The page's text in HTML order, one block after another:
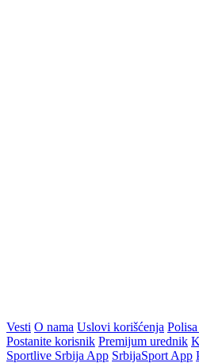
Vesti O nama Uslovi korišćenja
Postanite korisnik Premijum urednik
Sportlive Srbija App SrbijaSport App